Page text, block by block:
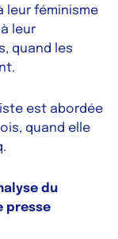
leur féminisme
leur
quand les
est abordée
quand elle
du
presse